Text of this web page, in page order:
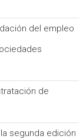
del empleo
de
segunda edición